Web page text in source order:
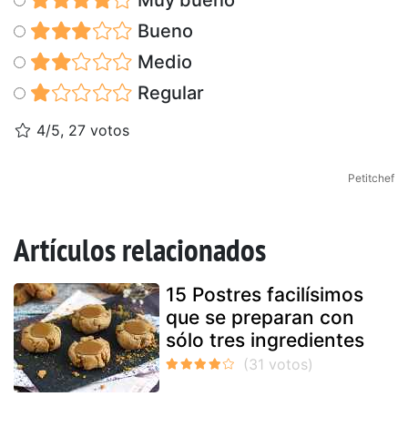
Bueno
Medio
Regular
4/5, 27 votos
Petitchef
Artículos relacionados
15 Postres facilísimos
que se preparan con
sólo tres ingredientes